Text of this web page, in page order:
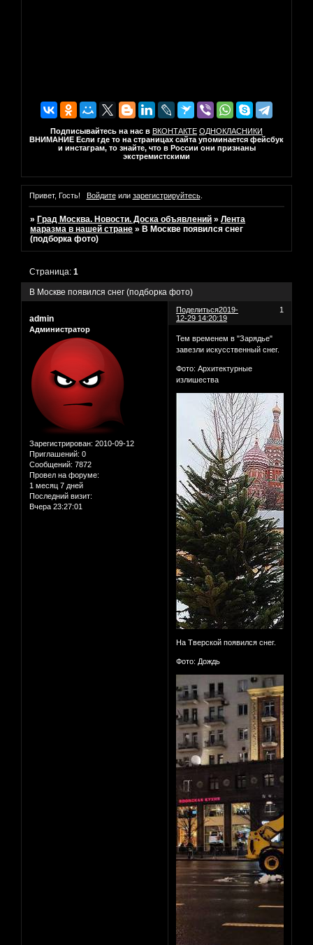
Подписывайтесь на нас в ВКОНТАКТЕ ОДНОКЛАСНИКИ
ВНИМАНИЕ Если где то на страницах сайта упоминается фейсбук
и инстаграм, то знайте, что в России они признаны
экстремистскими
Привет, Гость! Войдитеили зарегистрируйтесь.
» Град Москва. Новости. Доска объявлений »Лента
маразма в нашей стране » В Москве появился снег
(подборка фото)
В Москве появился снег (подборка фото)
Страница:1
Поделиться 1
2019-
12-29 14:20:19
admin
Администратор
Зарегистрирован: 2010-09-12
Приглашений: 0
Сообщений: 7872
Провел на форуме:
1 месяц 7 дней
Последний визит:
Вчера 23:27:01
Тем временем в "Зарядье"
завезли искусственный снег.
Фото: Архитектурные
излишества
На Тверской появился снег.
Фото: Дождь